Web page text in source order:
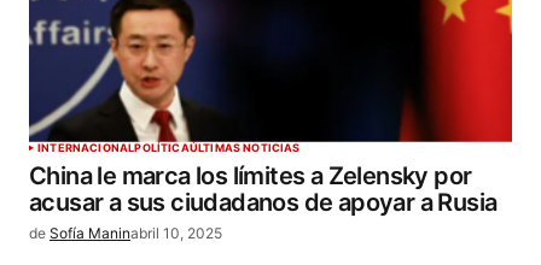
INTERNACIONALPOLÍTICAÚLTIMAS NOTICIAS
China le marca los límites a Zelensky por
acusar a sus ciudadanos de apoyar a Rusia
de Sofía Maninabril 10, 2025